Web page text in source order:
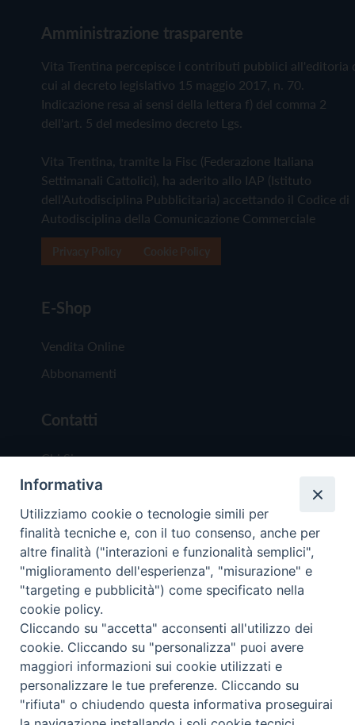
Amministrazione trasparente
Vita Trentina percepisce i contributi pubblici all'editoria
cui al decreto legislativo 15 maggio 2017, n. 70.
Indicazione resa ai sensi della lettera f) del comma 2
dell'art. 5 del medesimo decreto Lgs.
Vita Trentina, tramite la Fisc (Federazione Italiana
Settimanali Cattolici), ha aderito allo IAP (Istituto
dell'Autodisciplina Pubblicitaria) accettando il Codice di
Autodisciplina della Comunicazione Commerciale
E-Shop
Vendita Online
Abbonamenti
Contatti
Chi Siamo
Redazione
Scrivici
Copyright © 2019 - Tutti i diritti riservati - Vita
Trentina Editrice
Privacy Policy
Torna
Informativa
Utilizziamo cookie o tecnologie simili per
finalità tecniche e, con il tuo consenso, anche per
altre finalità ("interazioni e funzionalità semplici",
"miglioramento dell'esperienza", "misurazione" e
"targeting e pubblicità") come specificato nella
cookie policy.
Cliccando su "accetta" acconsenti all'utilizzo dei
cookie. Cliccando su "personalizza" puoi avere
maggiori informazioni sui cookie utilizzati e
personalizzare le tue preferenze. Cliccando su
"rifiuta" o chiudendo questa informativa proseguirai